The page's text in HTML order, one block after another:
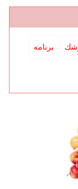
برنامه